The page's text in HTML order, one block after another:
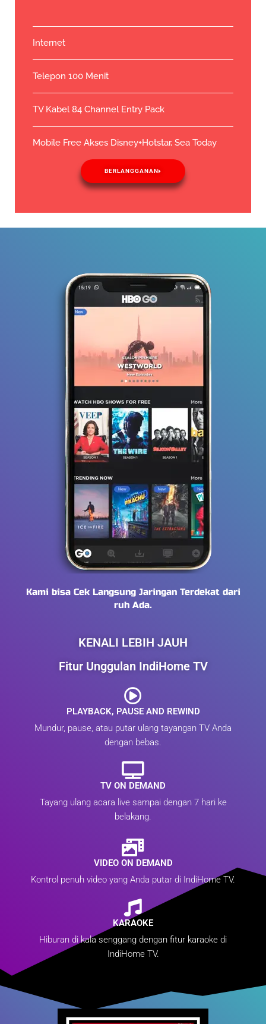
Internet
Telepon 100 Menit
TV Kabel 84 Channel Entry Pack
Mobile Free Akses Disney+Hotstar, Sea Today
BERLANGGANAN
Kami bisa Cek Langsung Jaringan Terdekat dari
ruh Ada.
KENALI LEBIH JAUH
Fitur Unggulan IndiHome TV
PLAYBACK, PAUSE AND REWIND
Mundur, pause, atau putar ulang tayangan TV Anda
dengan bebas.
TV ON DEMAND
Tayang ulang acara live sampai dengan 7 hari ke
belakang.
VIDEO ON DEMAND
Kontrol penuh video yang Anda putar di IndiHome TV.
KARAOKE
Hiburan di kala senggang dengan fitur karaoke di
IndiHome TV.